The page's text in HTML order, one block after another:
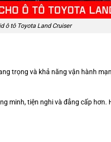
ô tô Toyota Land Cruiser
trọng và khả năng vận hành
minh, tiện nghi và đẳng cấp